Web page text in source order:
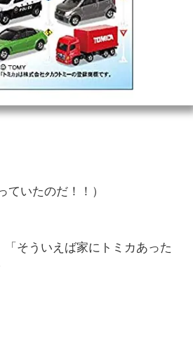
ていたのだ！！）
そういえば家にトミカあった